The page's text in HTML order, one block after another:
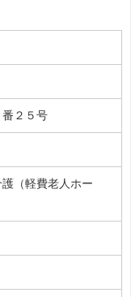
２５号
（軽費老人ホー